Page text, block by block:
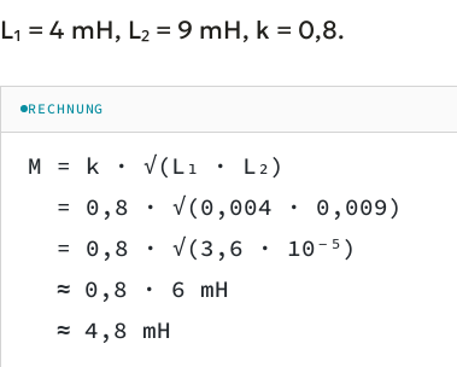
L₁ = 4 mH, L₂ = 9 mH, k = 0,8.
RECHNUNG
M = k · √(L₁ · L₂)
  = 0,8 · √(0,004 · 0,009)
  = 0,8 · √(3,6 · 10⁻⁵)
  ≈ 0,8 · 6 mH
  ≈ 4,8 mH